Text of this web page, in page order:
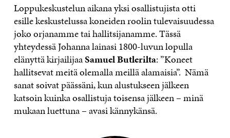
Loppukeskustelun aikana yksi osallistujista otti
esille keskustelussa koneiden roolin tulevaisuudessa
joko orjanamme tai hallitsijanamme. Tässä
yhteydessä Johanna lainasi 1800-luvun lopulla
elänyttä kirjailijaaSamuel Butlerilta: ”Koneet
hallitsevat meitä olemalla meillä alamaisia”. Nämä
sanat soivat päässäni, kun alustukseen jälkeen
katsoin kuinka osallistuja toisensa jälkeen – minä
mukaan luettuna – avasi kännykänsä.